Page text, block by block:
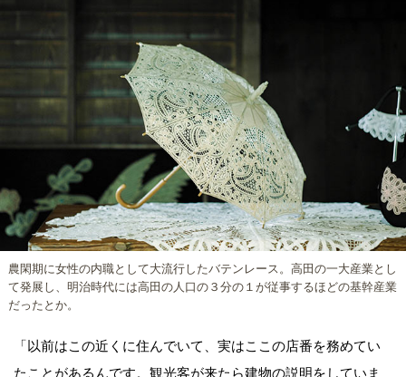
農閑期に女性の内職として大流行したバテンレース。高田の一大産業とし
て発展し、明治時代には高田の人口の３分の１が従事するほどの基幹産業
だったとか。
「以前はこの近くに住んでいて、実はここの店番を務めてい
たことがあるんです。観光客が来たら建物の説明をしていま